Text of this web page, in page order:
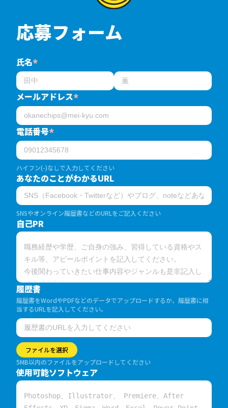
応募フォーム
氏名*
メールアドレス*
電話番号*
ハイフン(-)なしで入力してください
あなたのことがわかるURL
SNSやオンライン履歴書などのURLをご記入ください
自己PR
履歴書
履歴書をWordやPDFなどのデータでアップロードするか、履歴書に相
当するURLを記入してください。
ファイルを選択
5MB以内のファイルをアップロードしてください
使用可能ソフトウェア